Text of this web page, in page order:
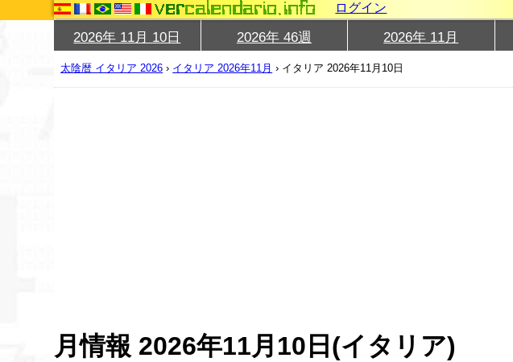
ログイン
2026年 11月 10日 2026年 46週 2026年 11月
太陰暦 イタリア 2026 › イタリア 2026年11月 › イタリア 2026年11月10日
月情報 2026年11月10日(イタリア)